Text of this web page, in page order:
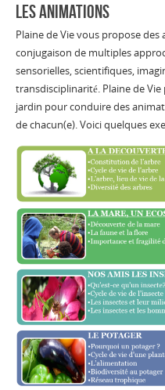
LES ANIMATIONS
Plaine de Vie vous propose
conjugaison de multiples
sensorielles, scientifiques,
transdisciplinarité. Plaine de
jardin pour conduire des
de chacun(e). Voici quelques